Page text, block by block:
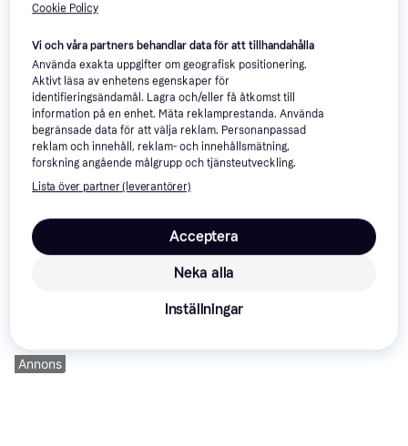
Equipage Kids Ryggskydd
Equipage Ryggskydd Svart
879 kr
Annons
Cookie Policy
Vi och våra partners behandlar data för att tillhandahålla
Använda exakta uppgifter om geografisk positionering.
Aktivt läsa av enhetens egenskaper för
identifieringsändamål. Lagra och/eller få åtkomst till
information på en enhet. Mäta reklamprestanda. Använda
begränsade data för att välja reklam. Personanpassad
reklam och innehåll, reklam- och innehållsmätning,
forskning angående målgrupp och tjänsteutveckling.
Lista över partner (leverantörer)
Neka alla
Acceptera
Inställningar